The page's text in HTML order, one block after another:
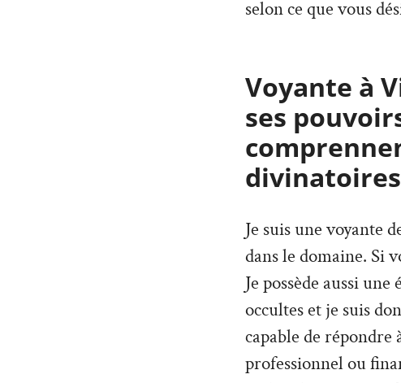
selon ce que vous
Voyante à
ses
divinatoires
Je suis une voyante
dans le domaine. Si
Je possède aussi
occultes et je suis
capable de
professionnel ou